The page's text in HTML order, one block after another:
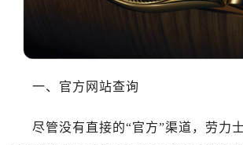
一、官方网站查询
尽管没有直接的“官方”渠道，劳力